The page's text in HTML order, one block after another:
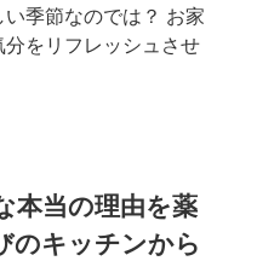
季節なのでは？ お家
をリフレッシュさせ
本当の理由を薬
のキッチンから